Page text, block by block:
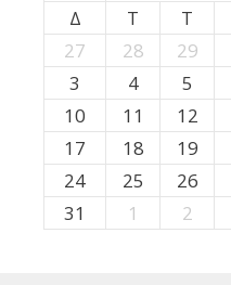
Δ Τ Τ
27
28 29
3
4 5
10
11 12
17
18 19
24
25 26
31
1 2